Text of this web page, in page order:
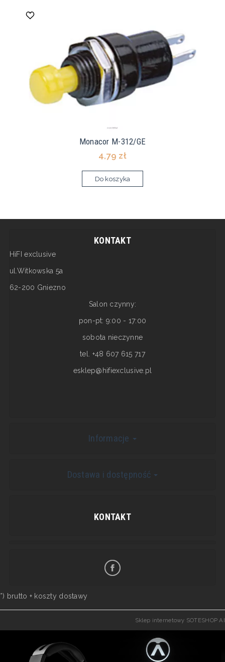
Monacor M-312/GE
4,79 zł
Do koszyka
KONTAKT
HiFI exclusive
ul.Witkowska 5a
62-200 Gniezno
Salon czynny:
pon-pt: 9:00 - 17:00
sobota nieczynne
tel. +48 607 615 717
esklep@hifiexclusive.pl
Informacje
Dostawa i dostępność
KONTAKT
*) brutto + koszty dostawy
Sklep internetowy SOTESHOP AI